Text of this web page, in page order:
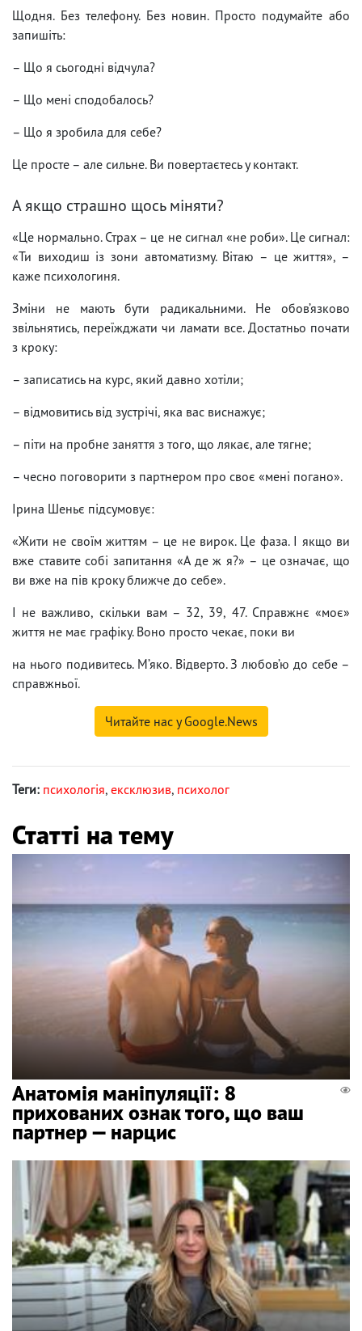
Щодня. Без телефону. Без новин. Просто подумайте або
запишіть:
– Що я сьогодні відчула?
– Що мені сподобалось?
– Що я зробила для себе?
Це просте – але сильне. Ви повертаєтесь у контакт.
А якщо страшно щось міняти?
«Це нормально. Страх – це не сигнал «не роби». Це сигнал:
«Ти виходиш із зони автоматизму. Вітаю – це життя», –
каже психологиня.
Зміни не мають бути радикальними. Не обов’язково
звільнятись, переїжджати чи ламати все. Достатньо почати
з кроку:
– записатись на курс, який давно хотіли;
– відмовитись від зустрічі, яка вас виснажує;
– піти на пробне заняття з того, що лякає, але тягне;
– чесно поговорити з партнером про своє «мені погано».
Ірина Шеньє підсумовує:
«Жити не своїм життям – це не вирок. Це фаза. І якщо ви
вже ставите собі запитання «А де ж я?» – це означає, що
ви вже на пів кроку ближче до себе».
І не важливо, скільки вам – 32, 39, 47. Справжнє «моє»
життя не має графіку. Воно просто чекає, поки ви
на нього подивитесь. М’яко. Відверто. З любов’ю до себе –
справжньої.
Читайте нас у Google.News
Теги: психологія, ексклюзив, психолог
Статті на тему
Анатомія маніпуляції: 8
прихованих ознак того, що ваш
партнер — нарцис